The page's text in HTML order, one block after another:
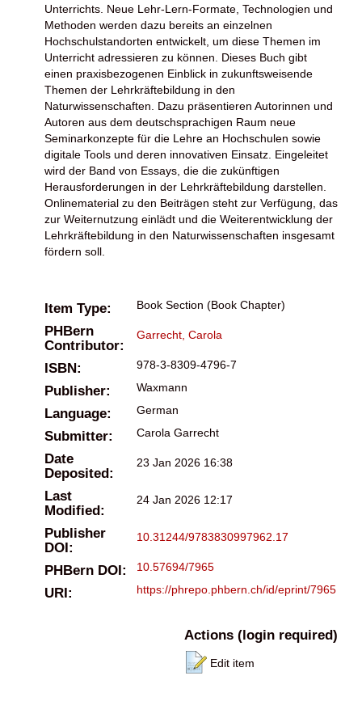
Unterrichts. Neue Lehr-Lern-Formate, Technologien und
Methoden werden dazu bereits an einzelnen
Hochschulstandorten entwickelt, um diese Themen im
Unterricht adressieren zu können. Dieses Buch gibt
einen praxisbezogenen Einblick in zukunftsweisende
Themen der Lehrkräftebildung in den
Naturwissenschaften. Dazu präsentieren Autorinnen und
Autoren aus dem deutschsprachigen Raum neue
Seminarkonzepte für die Lehre an Hochschulen sowie
digitale Tools und deren innovativen Einsatz. Eingeleitet
wird der Band von Essays, die die zukünftigen
Herausforderungen in der Lehrkräftebildung darstellen.
Onlinematerial zu den Beiträgen steht zur Verfügung, das
zur Weiternutzung einlädt und die Weiterentwicklung der
Lehrkräftebildung in den Naturwissenschaften insgesamt
fördern soll.
Item Type: Book Section (Book Chapter)
PHBern
Contributor:
Garrecht, Carola
ISBN: 978-3-8309-4796-7
Publisher: Waxmann
Language: German
Submitter: Carola Garrecht
Date
Deposited:
23 Jan 2026 16:38
Last
Modified:
24 Jan 2026 12:17
Publisher
DOI:
10.31244/9783830997962.17
PHBern DOI: 10.57694/7965
URI: https://phrepo.phbern.ch/id/eprint/7965
Actions (login required)
Edit item